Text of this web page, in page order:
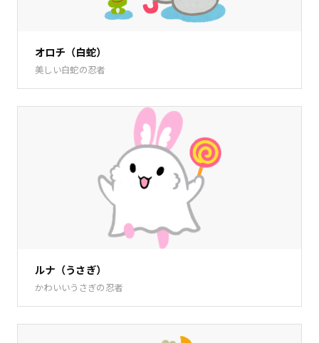
オロチ（白蛇）
美しい白蛇の忍者
ルナ（うさぎ）
かわいいうさぎの忍者